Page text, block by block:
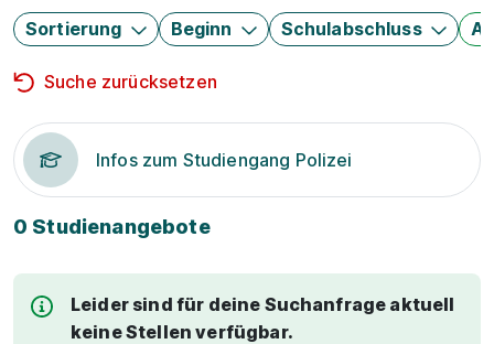
Sortierung Beginn Schulabschluss
Suche zurücksetzen
Infos zum Studiengang Polizei
0 Studienangebote
Leider sind für deine Suchanfrage aktuell
keine Stellen verfügbar.